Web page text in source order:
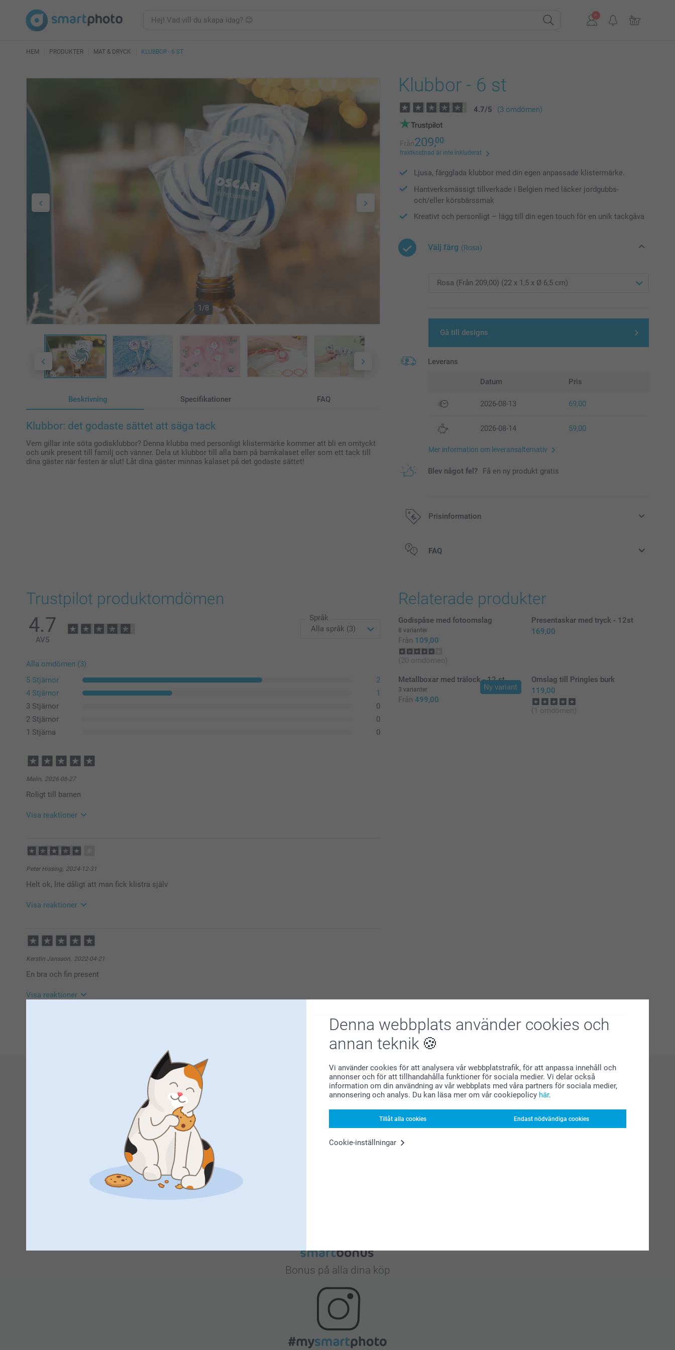
Denna webbplats använder cookies och
annan teknik
Vi använder cookies för att analysera vår webbplatstrafik, för att anpassa innehåll och
annonser och för att tillhandahålla funktioner för sociala medier. Vi delar också
information om din användning av vår webbplats med våra partners för sociala medier,
annonsering och analys. Du kan läsa mer om vår cookiepolicy här.
Tillåt alla cookies Endast nödvändiga cookies
Cookie-inställningar
HEM PRODUKTER MAT & DRYCK KLUBBOR - 6 ST
1/8
Beskrivning Specifikationer FAQ
Klubbor: det godaste sättet att säga tack
Vem gillar inte söta godisklubbor? Denna klubba med personligt klistermärke kommer att bli en omtyckt
och unik present till familj och vänner. Dela ut klubbor till alla barn på barnkalaset eller som ett tack till
dina gäster när festen är slut! Låt dina gäster minnas kalaset på det godaste sättet!
Klubbor - 6 st
4.7/5 (3 omdömen)
Från209,00
fraktkostnad är inte inkluderat
Ljusa, färgglada klubbor med din egen anpassade klistermärke.
Hantverksmässigt tillverkade i Belgien med läcker jordgubbs-
och/eller körsbärssmak
Kreativt och personligt – lägg till din egen touch för en unik tackgåva
Välj färg (Rosa)
Gå till designs
Leverans
Datum Pris
2026-08-13 69,00
2026-08-14 59,00
Mer information om leveransalternativ
Blev något fel? Få en ny produkt gratis
Prisinformation
Alla priser är i svenska kronor (SEK), inklusive moms och exklusive porto.
FAQ
Trustpilot produktomdömen
4.7
AV5
Språk
Alla omdömen (3)
5 Stjärnor
2
4 Stjärnor
1
3 Stjärnor
0
2 Stjärnor
0
1 Stjärna
0
Malin, 2026-06-27
Roligt till barnen
Visa reaktioner
11:00
beställa fotoprodukter – med ett fint resultat. Det glädjer oss att du är nöjd med dina klubbor.
☀️-iga hälsningar
Peter Hissing, 2024-12-31
Helt ok, lite dåligt att man fick klistra själv
Visa reaktioner
13:52
Hej Peter,
Tack för ditt omdöme och återkoppling.
produktbeskrivningar och service, vi är tacksamma när vi får konstruktiv feedback från våra kunder
Varma hälsningar,
Kerstin Jansson, 2022-04-21
En bra och fin present
Visa reaktioner
Åh vad kul att du beställt våra klubbor! De är fina, goda och ger ett stort leende till alla mottagare :)
Tack för att du tar dig tiden att lämna ett omdöme, den betyder mycket för oss.
Relaterade produkter
Godispåse med fotoomslag
8 varianter
Från 109,00
(20 omdömen)
Presentaskar med tryck - 12st
169,00
Ny variant
Metallboxar med trälock - 12 st
3 varianter
Från 499,00
Omslag till Pringles burk
119,00
(1 omdömen)
smartphoto?
Bonus på alla dina köp